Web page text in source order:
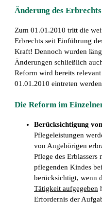
Änderung des
Zum 01.01.2010 tritt die
Erbrechts seit Einführung
Kraft! Dennoch wurden
Änderungen schließlich
Reform wird bereits
01.01.2010 eintreten
Die Reform im
Berücksichtigung
Pflegeleistungen
von Angehörigen
Pflege des Erblassers
pflegenden Kindes
berücksichtigt, wenn
Tätigkeit aufgegeben
Erfordernis der